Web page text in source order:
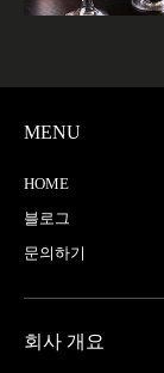
MENU
HOME
블로그
문의하기
회사 개요